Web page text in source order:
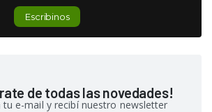
Escribinos
de todas las novedades!
tu e-mail y recibí nuestro newsletter